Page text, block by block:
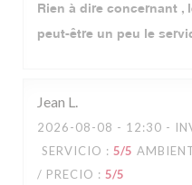
Rien à dire concernant ,
peut-être un peu le
Jean L
2026-08-08 - 12:30 -
SERVICIO : 5/5
/ PRECIO : 5/5